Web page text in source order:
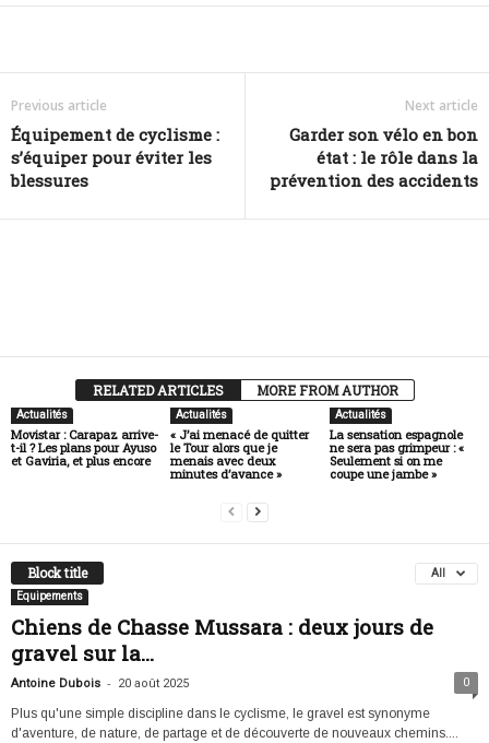
Previous article
Équipement de cyclisme :
s’équiper pour éviter les
blessures
Next article
Garder son vélo en bon
état : le rôle dans la
prévention des accidents
RELATED ARTICLES MORE FROM AUTHOR
Actualités
Movistar : Carapaz arrive-
t-il ? Les plans pour Ayuso
et Gaviria, et plus encore
Actualités
« J’ai menacé de quitter
le Tour alors que je
menais avec deux
minutes d’avance »
Actualités
La sensation espagnole
ne sera pas grimpeur : «
Seulement si on me
coupe une jambe »
Block title
All
Equipements
Chiens de Chasse Mussara : deux jours de
gravel sur la...
Antoine Dubois - 20 août 2025 0
Plus qu'une simple discipline dans le cyclisme, le gravel est synonyme
d'aventure, de nature, de partage et de découverte de nouveaux chemins....